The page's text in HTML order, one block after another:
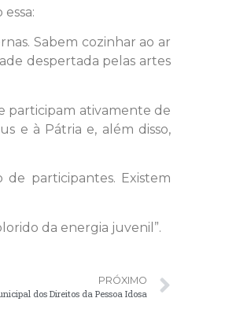
Sabem cozinhar ao ar
despertada pelas artes
participam ativamente de
e à Pátria e, além disso,
de participantes. Existem
da energia juvenil”.
PRÓXIMO
dos Direitos da Pessoa Idosa